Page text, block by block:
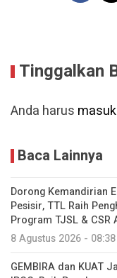
Tinggalkan
Anda harus masuk
Baca Lainnya
Dorong Kemandirian
Pesisir, TTL Raih
Program TJSL & CSR
8 Agustus 2026 -
GEMBIRA dan KUAT